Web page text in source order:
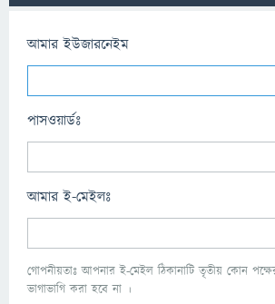
আমার ইউজারনেইম
পাসওয়ার্ডঃ
আমার ই-মেইলঃ
গোপনীয়তাঃ আপনার ই-মেইল ঠিকানাটি তৃতীয় কোন
ভাগাভাগি করা হবে না ।